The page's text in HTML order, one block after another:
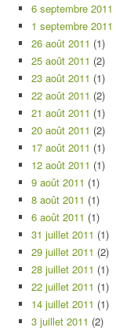
6 septembre 2011
1 septembre 2011
26 août 2011 (1)
25 août 2011 (2)
23 août 2011 (1)
22 août 2011 (2)
21 août 2011 (1)
20 août 2011 (2)
17 août 2011 (1)
12 août 2011 (1)
9 août 2011 (1)
8 août 2011 (1)
6 août 2011 (1)
31 juillet 2011 (1)
29 juillet 2011 (2)
28 juillet 2011 (1)
22 juillet 2011 (1)
14 juillet 2011 (1)
3 juillet 2011 (2)